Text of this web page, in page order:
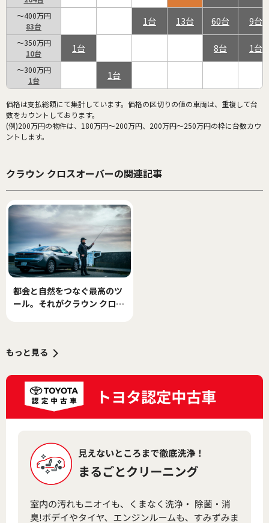
～400万円
83
1 13 60 9
～350万円
10
1 8 1
～300万円
1
1
価格は支払総額にて集計しています。価格の区切りの値の車両は、重複して台
数をカウントしております。
(例)200万円の物件は、180万円～200万円、200万円～250万円の枠に台数カウ
ントします。
クラウン クロスオーバーの関連記事
都会と自然をつなぐ最高のツ
ール。それがクラウン クロス
もっと見る